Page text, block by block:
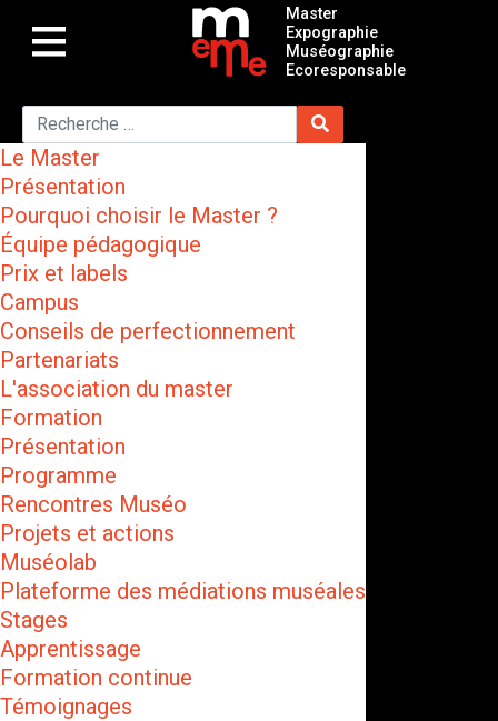
Master
Expographie
Muséographie
Ecoresponsable
Le Master
Présentation
Pourquoi choisir le Master ?
Équipe pédagogique
Prix et labels
Campus
Conseils de perfectionnement
Partenariats
L'association du master
Formation
Présentation
Programme
Rencontres Muséo
Projets et actions
Muséolab
Plateforme des médiations muséales
Stages
Apprentissage
Formation continue
Témoignages